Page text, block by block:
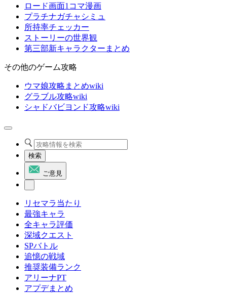
ロード画面1コマ漫画
プラチナガチャシミュ
所持率チェッカー
ストーリーの世界観
第三部新キャラクターまとめ
その他のゲーム攻略
ウマ娘攻略まとめwiki
グラブル攻略wiki
シャドバビヨンド攻略wiki
検索
ご意見
リセマラ当たり
最強キャラ
全キャラ評価
深域クエスト
SPバトル
追憶の戦域
推奨装備ランク
アリーナPT
アプデまとめ